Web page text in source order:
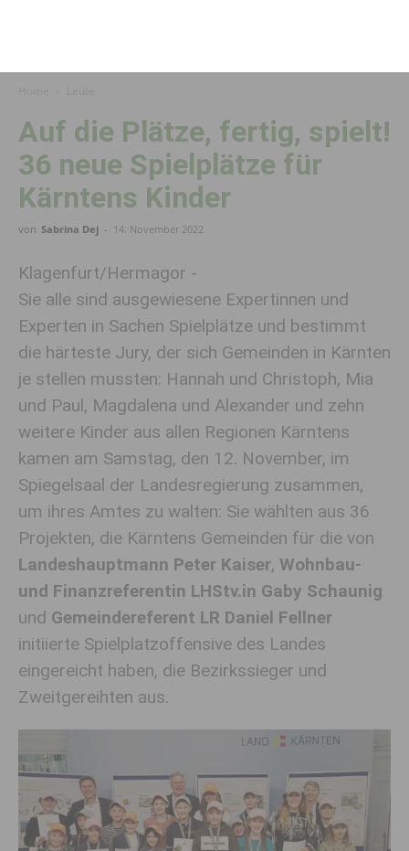
Auf die Plätze, fertig, spielt!
36 neue Spielplätze für
Kärntens Kinder
von Sabrina Dej - 14. November 2022
Klagenfurt/Hermagor -
Sie alle sind ausgewiesene Expertinnen und
Experten in Sachen Spielplätze und bestimmt
die härteste Jury, der sich Gemeinden in Kärnten
je stellen mussten: Hannah und Christoph, Mia
und Paul, Magdalena und Alexander und zehn
weitere Kinder aus allen Regionen Kärntens
kamen am Samstag, den 12. November, im
Spiegelsaal der Landesregierung zusammen,
um ihres Amtes zu walten: Sie wählten aus 36
Projekten, die Kärntens Gemeinden für die von
Landeshauptmann Peter Kaiser, Wohnbau-
und Finanzreferentin LHStv.in Gaby Schaunig
und Gemeindereferent LR Daniel Fellner
initiierte Spielplatzoffensive des Landes
eingereicht haben, die Bezirkssieger und
Zweitgereihten aus.